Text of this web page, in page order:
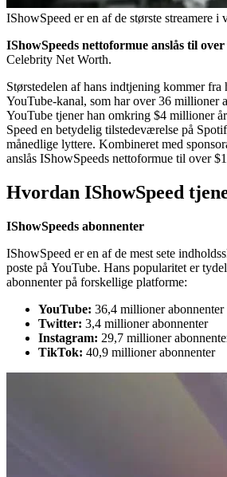
IShowSpeed er en af de største streamere i
IShowSpeeds nettoformue anslås til
Celebrity Net Worth.
Størstedelen af hans indtjening kommer
YouTube-kanal, som har over 36 millioner
YouTube tjener han omkring $4 millioner
Speed en betydelig tilstedeværelse på
månedlige lyttere. Kombineret med
anslås IShowSpeeds nettoformue til over
Hvordan IShowSpeed
IShowSpeeds abonnenter
IShowSpeed er en af de mest sete
poste på YouTube. Hans popularitet er
abonnenter på forskellige platforme:
YouTube: 36,4 millioner abonnenter
Twitter: 3,4 millioner abonnenter
Instagram: 29,7 millioner
TikTok: 40,9 millioner abonnenter